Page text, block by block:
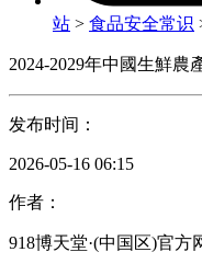
站 > 食品安全常识
2024-2029年中國生鮮農
发布时间：
2026-05-16 06:15
作者：
918博天堂·(中国区)官方